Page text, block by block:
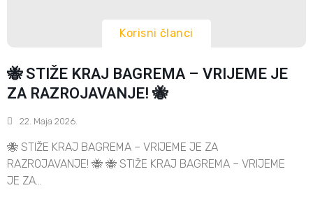
Korisni članci
🐝 STIŽE KRAJ BAGREMA – VRIJEME JE
ZA RAZROJAVANJE! 🐝
22. Maja 2026.
🐝 STIŽE KRAJ BAGREMA – VRIJEME JE ZA
RAZROJAVANJE! 🐝 🐝 STIŽE KRAJ BAGREMA – VRIJEME
JE ZA...